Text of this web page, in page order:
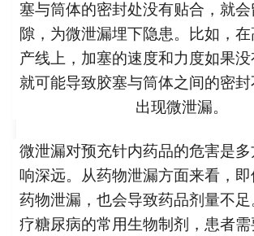
塞与筒体的密封处没有贴合，就
隙，为微泄漏埋下隐患。比如，
产线上，加塞的速度和力度如果没
就可能导致胶塞与筒体之间的密
出现微泄漏。
微泄漏对预充针内药品的危害是
响深远。从药物泄漏方面来看，
药物泄漏，也会导致药品剂量不
疗糖尿病的常用生物制剂，患者